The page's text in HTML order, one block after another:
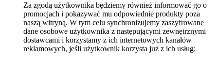
Za zgodą użytkownika będziemy również informować go o
promocjach i pokazywać mu odpowiednie produkty poza
naszą witryną. W tym celu synchronizujemy zaszyfrowane
dane osobowe użytkownika z następującymi zewnętrznymi
dostawcami i korzystamy z ich internetowych kanałów
reklamowych, jeśli użytkownik korzysta już z ich usług: